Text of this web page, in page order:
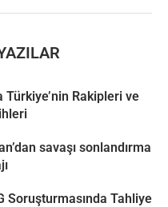
Türkiye’nin Rakipleri ve
savaşı sonlandırma
Soruşturmasında Tahliye